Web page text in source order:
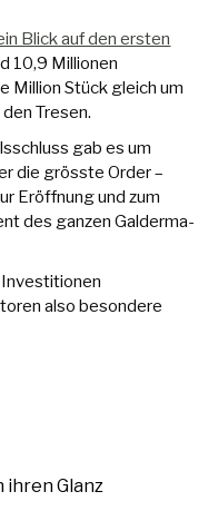
Blick auf den ersten
10,9 Millionen
Million Stück gleich um
Tresen.
gab es um
die grösste Order –
Eröffnung und zum
des ganzen Galderma-
also besondere
Glanz